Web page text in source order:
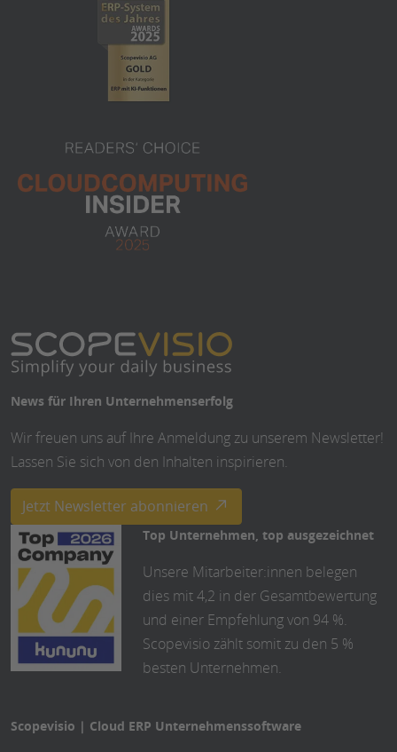
News für Ihren Unternehmenserfolg
Wir freuen uns auf Ihre Anmeldung zu unserem Newsletter!
Lassen Sie sich von den Inhalten inspirieren.
Jetzt Newsletter abonnieren
Top Unternehmen, top ausgezeichnet
Unsere Mitarbeiter:innen belegen
dies mit 4,2 in der Gesamtbewertung
und einer Empfehlung von 94 %.
Scopevisio zählt somit zu den 5 %
besten Unternehmen.
Scopevisio | Cloud ERP Unternehmenssoftware